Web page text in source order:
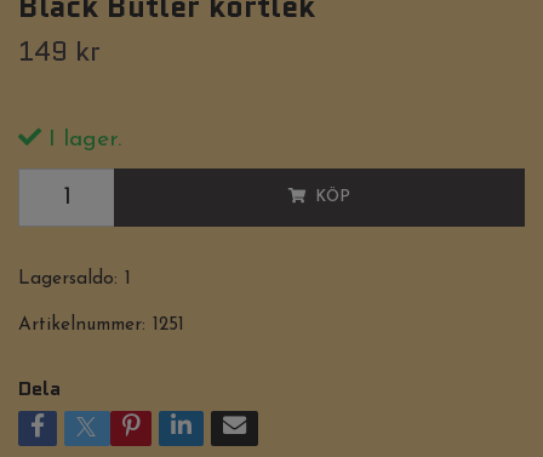
149 kr
I lager.
KÖP
Lagersaldo:
Artikelnummer: 1251
Dela